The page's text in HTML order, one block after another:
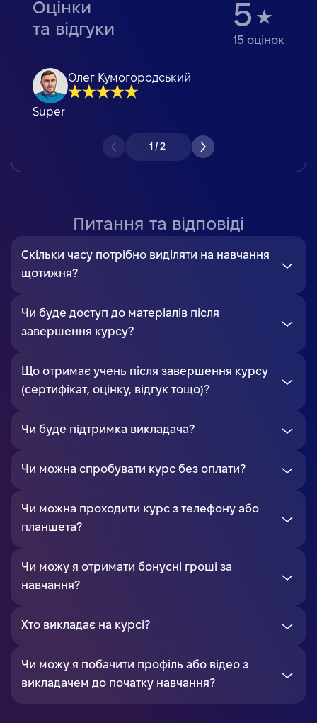
Оцінки
та відгуки
5
15 оцінок
Олег Кумогородський
Super
1 / 2
Питання та відповіді
Скільки часу потрібно виділяти на навчання
щотижня?
Чи буде доступ до матеріалів після
завершення курсу?
Що отримає учень після завершення курсу
(сертифікат, оцінку, відгук тощо)?
Чи буде підтримка викладача?
Чи можна спробувати курс без оплати?
Чи можна проходити курс з телефону або
планшета?
Чи можу я отримати бонусні гроші за
навчання?
Хто викладає на курсі?
Чи можу я побачити профіль або відео з
викладачем до початку навчання?